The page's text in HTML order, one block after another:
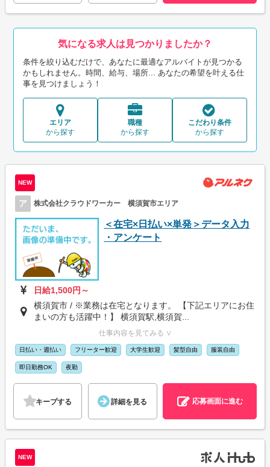
気になる求人は見つかりましたか？
条件を絞り込むだけで、あなたに最適なアルバイトが見つかる
かもしれません。時間、給与、場所... あなたの希望を叶える仕
事を見つけましょう！
エリア
から探す
職種
から探す
こだわり条件
から探す
NEW
ア 株式会社クラウドワーカー 横須賀市エリア
＜在宅×日払い×単発＞データ入力
・アンケート
日給1,500円～
横須賀市 / ※業務は在宅となります。 【下記エリアにお住
まいの方も活躍中！】 横須賀駅,横須賀...
仕事内容を見てみる ∨
日払い・週払い フリーター歓迎 大学生歓迎 髪型自由 服装自由
即日勤務OK 夜勤
キープする 詳細を見る 応募画面に進む
NEW